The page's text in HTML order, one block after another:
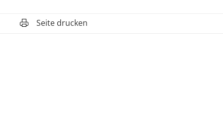
Seite drucken